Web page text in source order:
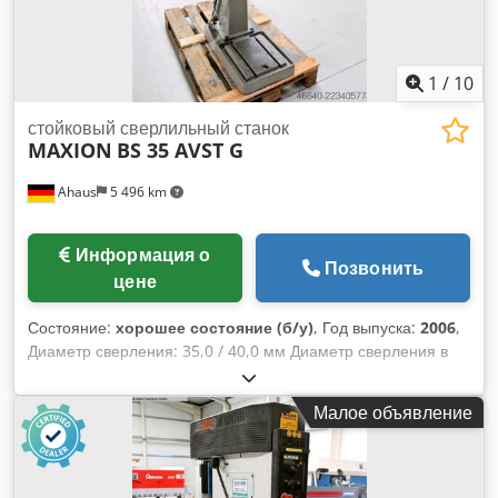
1 / 10
Ahaus 5 496 km
стойковый сверлильный станок
MAXION BS 35 AVST G
цене
Позвонить
Состояние: хорошее состояние (б/у), Год выпуска: 2006,
Диаметр сверления: 35,0 / 40,0 мм Диаметр сверления в
чугуне: 50,0 мм Нарезание резьбы: M 30 Ход сверла: 150
мм Размер столешницы: 730 x 210 мм Вылет: 280 мм
Диапазон скоростей: 80,0 - 1400 об/мин Расстояние
шпиндель/стол: 85 - 755 мм Конус шпинделя: MK 4
Диаметр колонны: 120 мм Подача: 0,1 / 0,2 / 0,3 мм/об
Напряжение: 400 В Мощность двигателя: 1,3 / 2,3 кВт Вес
Малое объявление